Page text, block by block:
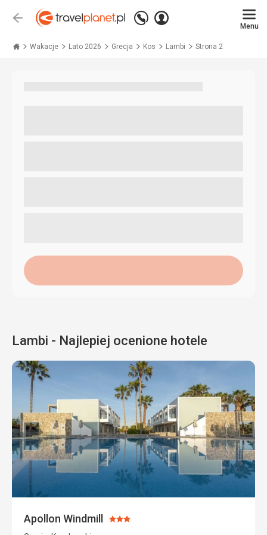
Wstecz
Zadzwoń
+48 71 771 76 55
Zaloguj
Menu
Wakacje Lato 2026 Grecja Kos Lambi Strona 2
Lambi - Najlepiej ocenione hotele
Apollon Windmill
Ocena: